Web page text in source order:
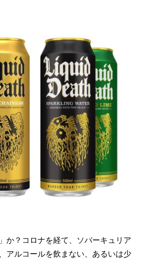
か？コロナを経て、ソバーキュリア
アルコールを飲まない、あるいは少